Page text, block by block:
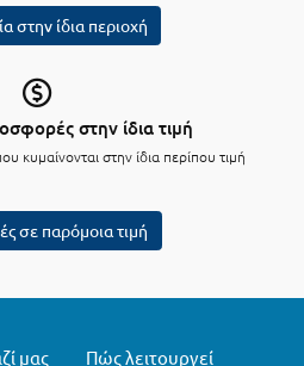
στην ίδια περιοχή
στην ίδια τιμή
κυμαίνονται στην ίδια περίπου τιμή
σε παρόμοια τιμή
μας Πώς λειτουργεί